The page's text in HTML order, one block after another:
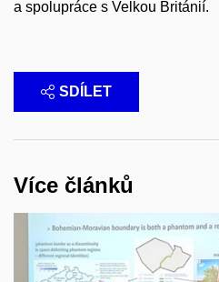
a spolupráce s Velkou Británií.
SDÍLET
Více článků